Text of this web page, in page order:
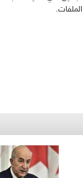
الملفات.